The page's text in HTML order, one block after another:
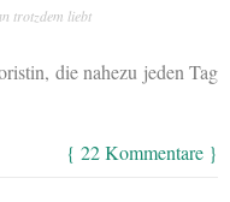
trotzdem liebt
die nahezu jeden Tag
{ 22 Kommentare }